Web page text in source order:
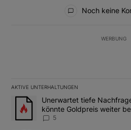
Noch keine
WERBUNG
AKTIVE UNTERHALTUNGEN
Das Folgende ist eine Liste der
Ein Trendartikel mit dem Titel
Unerwartet tiefe
könnte Goldpreis weiter
5